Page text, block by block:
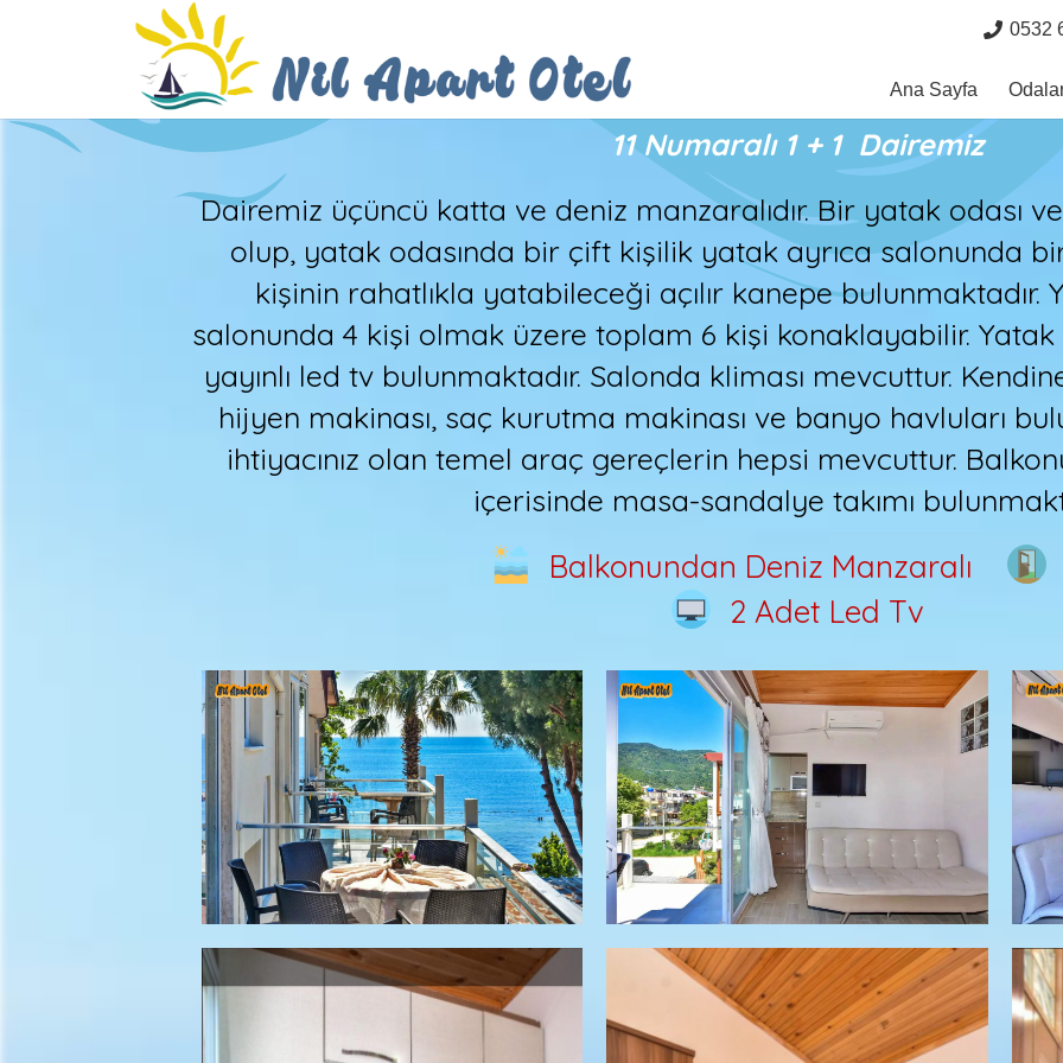
0532
Ana Sayfa
11 Numaralı 1 + 1 Dairemiz
Dairemiz üçüncü katta ve deniz manzaralıdır. Bir yatak odası
olup, yatak odasında bir çift kişilik yatak ayrıca salonunda
kişinin rahatlıkla yatabileceği açılır kanepe bulunmaktadır.
salonunda 4 kişi olmak üzere toplam 6 kişi konaklayabilir.
yayınlı led tv bulunmaktadır. Salonda kliması mevcuttur.
hijyen makinası, saç kurutma makinası ve banyo havluları
ihtiyacınız olan temel araç gereçlerin hepsi mevcuttur.
içerisinde masa-sandalye takımı
Balkonundan Deniz Manzaralı
2 Adet Led Tv